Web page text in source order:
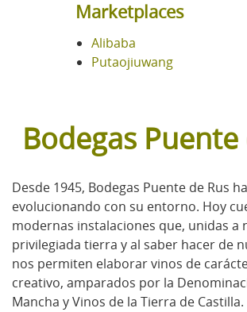
Marketplaces
Alibaba
Putaojiuwang
Bodegas Puente
Desde 1945, Bodegas Puente de Rus
evolucionando con su entorno. Hoy
modernas instalaciones que, unidas a
privilegiada tierra y al saber hacer de
nos permiten elaborar vinos de
creativo, amparados por la
Mancha y Vinos de la Tierra de Castilla.